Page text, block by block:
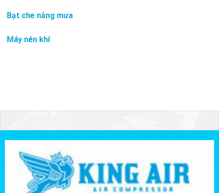
Bạt che nắng mưa
Máy nén khí